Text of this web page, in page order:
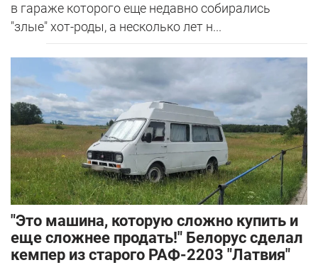
в гараже которого еще недавно собирались
"злые" хот-роды, а несколько лет н...
"Это машина, которую сложно купить и
еще сложнее продать!" Белорус сделал
кемпер из старого РАФ-2203 "Латвия"